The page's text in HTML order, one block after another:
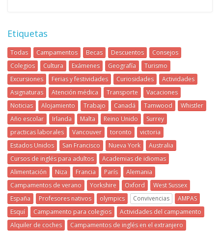
Etiquetas
Todas Campamentos Becas Descuentos
Consejos
Colegios
Cultura Exámenes Geografía
Turismo
Excursiones
Ferias y festividades Curiosidades
Actividades
Asignaturas
Atención médica Transporte
Vacaciones
Noticias
Alojamiento Trabajo Canadá Tamwood
Whistler
Año escolar
Irlanda Malta Reino Unido
Surrey
practicas laborales
Vancouver toronto
victoria
Estados Unidos
San Francisco Nueva York
Australia
Cursos de inglés para adultos
Academias de idiomas
Alimentación
Niza Francia París
Alemania
Campamentos de verano
Yorkshire Oxford
West Sussex
España
Profesores nativos olympics Convivencias
AMPAS
Esquí
Campamento para colegios
Actividades del campamento
Alquiler de coches
Campamentos de inglés en el extranjero